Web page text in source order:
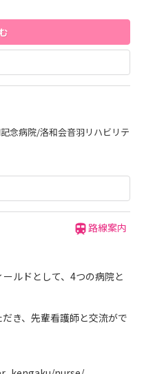
念病院/洛和会音羽リハビリテ
路線案内
ルドとして、4つの病院と
き、先輩看護師と交流がで